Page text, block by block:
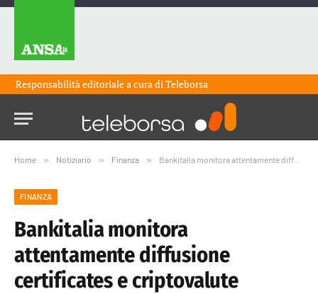
Responsabilità editoriale a cura diTeleborsa
Home » Notiziario » Finanza » Bankitalia monitora attentamente diffusione certificates e criptovalute
FINANZA
Bankitalia monitora
attentamente diffusione
certificates e criptovalute